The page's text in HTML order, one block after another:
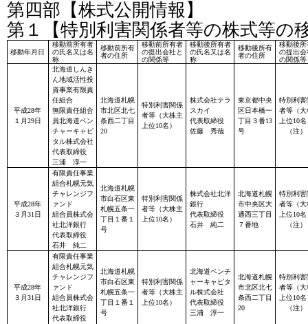
第四部【株式公開情報】
第１【特別利害関係者等の株式等の
移動年月日
移動前所有者
の氏名又は名
称
移動前所有
者の住所
移動前所有者
の提出会社と
の関係等
移動後所有者
の氏名又は名
称
移動後所有
者の住所
移動後所
の提出会
の関係等
平成28年
１月29日
北海道しんき
ん地域活性投
資事業有限責
任組合
無限責任組合
員北海道ベン
チャーキャピ
タル株式会社
代表取締役
三浦 淳一
北海道札幌
市北区北七
条西二丁目
20
特別利害関係
者等（大株主
上位10名）
株式会社テラ
スカイ
代表取締役
佐藤 秀哉
東京都中央
区日本橋一
丁目３番13
号
特別利害
者等（大
上位10
（注
平成28年
３月31日
有限責任事業
組合札幌元気
チャレンジフ
ァンド
組合員株式会
社北洋銀行
代表取締役
石井 純二
北海道札幌
市白石区東
札幌五条一
丁目１番１
号
特別利害関係
者等（大株主
上位10名）
株式会社北洋
銀行
代表取締役
石井 純二
北海道札幌
市中央区大
通西三丁目
７番地
特別利害
者等（大
上位10
（注
平成28年
３月31日
有限責任事業
組合札幌元気
チャレンジフ
ァンド
組合員株式会
社北洋銀行
代表取締役
北海道札幌
市白石区東
札幌五条一
丁目１番１
号
特別利害関係
者等（大株主
上位10名）
北海道ベンチ
ャーキャピタ
ル株式会社
代表取締役
三浦 淳一
北海道札幌
市北区北七
条西二丁目
20
特別利害
者等（大
上位10
（注